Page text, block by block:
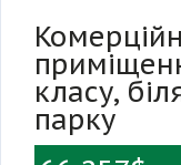
класу,
парку